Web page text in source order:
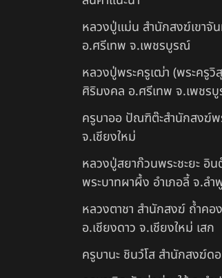
หลวงปู่แม่น สำนักสงฆ์เขาจั
อ.ศรีเทพ จ.เพชรบูรณ์
หลวงปู่พระครูเฒ่า (พระครูวิ
ศิริมงคล อ.ศรีเทพ จ.เพชร
ครูบาออ ปัณฑิต๊ะสำนักสงฆ์พ
จ.เชียงใหม่
หลวงปู่สยาก๊วนพระชะยะ อิน
พระบาทผาผึ้ง อำเภอลี้ จ.ลำ
หลวงตาชา สำนักสงฆ์ ถ้ำคอ
อ.เชียงดาว จ.เชียงใหม่ เสก
ครูบานะ ชินวํโส สำนักสงฆ์